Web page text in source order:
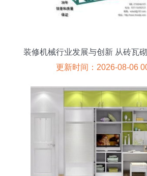
装修机械行业发展与创新 从砖瓦
转型
更新时间：2026-08-06